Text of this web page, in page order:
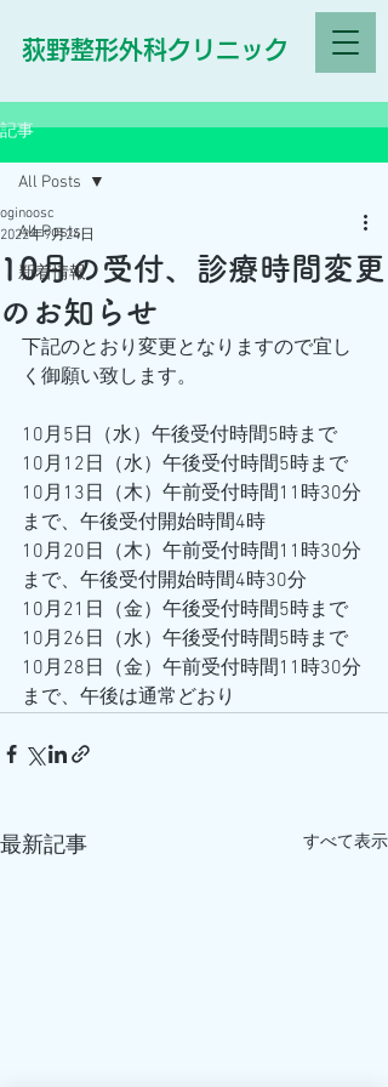
荻野整形外科クリニック
記事
All Posts
新着情報
All Posts
10月の受付、診療時間変更
のお知らせ
oginoosc
2022年9月24日
下記のとおり変更となりますので宜し
く御願い致します。
10月5日（水）午後受付時間5時まで
10月12日（水）午後受付時間5時まで
10月13日（木）午前受付時間11時30分
まで、午後受付開始時間4時
10月20日（木）午前受付時間11時30分
まで、午後受付開始時間4時30分
10月21日（金）午後受付時間5時まで
10月26日（水）午後受付時間5時まで
10月28日（金）午前受付時間11時30分
まで、午後は通常どおり
最新記事 すべて表示